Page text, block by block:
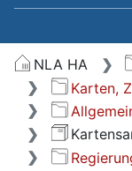
NLA HA
Karten,